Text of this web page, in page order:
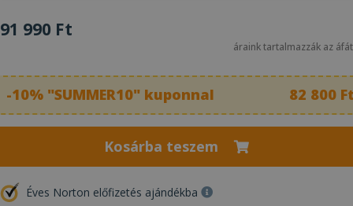
91 990 Ft
áraink tartalmazzák az áfát
-10% "SUMMER10" kuponnal 82 800
Kosárba teszem
Éves Norton előfizetés ajándékba